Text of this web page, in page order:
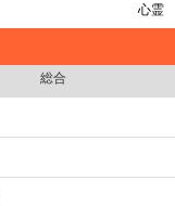
心霊
総合